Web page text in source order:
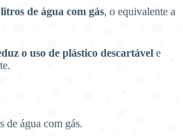
de água com gás, o equivalente a
o uso de plástico descartável e
de água com gás.